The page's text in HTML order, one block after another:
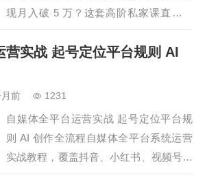
现月入破 5 万？这套高阶私家课直击核
心！聚焦有 / 无货源选品策略、高成功率
爆款全流程打法、全店动销与淘短 / 付费
搭建落地，到成本优化、不同渠道投产比
营实战 起号定位平台规则 AI
前 1231
自媒体全平台运营实战 起号定位平台规
则 AI 创作全流程自媒体全平台系统运营
实战教程，覆盖抖音、小红书、视频号三
大主流平台，深度拆解各平台数据规则与